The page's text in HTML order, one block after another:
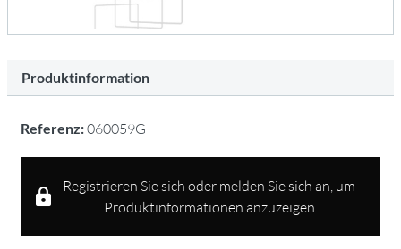
Produktinformation
Referenz:060059G
Registrieren Sie sich oder melden Sie sich an, um
Produktinformationen anzuzeigen